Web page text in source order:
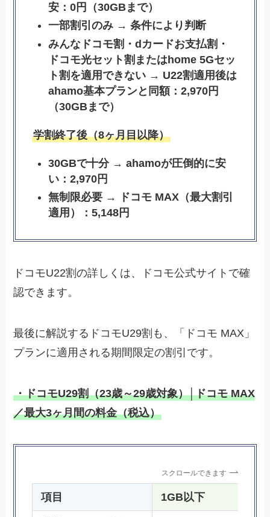
安：0円（30GBまで）
一部割引のみ → 条件により判断
みんなドコモ割・dカードお支払割・
ドコモ光セット割またはhome 5Gセッ
ト割を適用できない → U22割適用後は
ahamo基本プランと同額：2,970円
（30GBまで）
学割終了後（8ヶ月目以降）
30GBで十分 → ahamoが圧倒的に安
い：2,970円
無制限必要 → ドコモ MAX（最大割引
適用）：5,148円
ドコモU22割の詳しくは、ドコモ公式サイトで確
認できます。
最後に解説するドコモU29割も、「ドコモ MAX」
プランに適用される期間限定の割引です。
・ドコモU29割（23歳～29歳対象）│ドコモ MAX
／最大3ヶ月間の料金（税込）
スクロールできます
項目 1GB以下